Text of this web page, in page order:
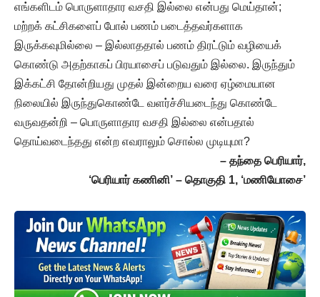
எங்களிடம் பொருளாதார வசதி இல்லை என்பது மெய்தான்;
மற்றக் கட்சிகளைப் போல் பணம் படைத்தவர்களாக
இருக்கவுமில்லை – இல்லாததால் பணம் திரட்டும் வழியைக்
கொண்டு அதற்காகப் பிரயாசைப் படுவதும் இல்லை. இருந்தும்
இக்கட்சி தோன்றியது முதல் இன்றைய வரை ஏழ்மையான
நிலையில் இருந்துகொண்டே வளர்ச்சியடைந்து கொண்டே
வருவதன்றி – பொருளாதார வசதி இல்லை என்பதால்
தொய்வடைந்தது என்ற எவராலும் சொல்ல முடியுமா?
– தந்தை பெரியார்,
‘பெரியார் கணினி’ – தொகுதி 1, ‘மணியோசை’